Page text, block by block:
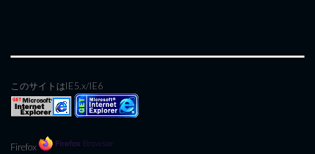
このサイトはIE5.x/IE6
Firefox